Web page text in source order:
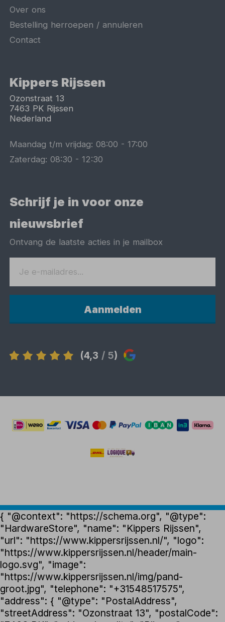
Over ons
Bestelling herroepen / annuleren
Contact
Kippers Rijssen
Ozonstraat 13
7463 PK Rijssen
Nederland
Maandag t/m vrijdag:08:00 -17:00
Zaterdag:08:30 -12:30
Schrijf je in voor onze
nieuwsbrief
Ontvang de laatste acties in je mailbox
Aanmelden
(4,3 / 5)
{ "@context": "https://schema.org", "@type":
"HardwareStore", "name": "Kippers Rijssen",
"url": "https://www.kippersrijssen.nl/", "logo":
"https://www.kippersrijssen.nl/header/main-
logo.svg", "image":
"https://www.kippersrijssen.nl/img/pand-
groot.jpg", "telephone": "+31548517575",
"address": { "@type": "PostalAddress",
"streetAddress": "Ozonstraat 13", "postalCode":